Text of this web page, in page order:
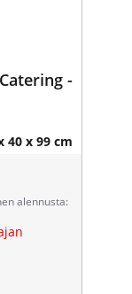
-
40 x 99 cm
alennusta: